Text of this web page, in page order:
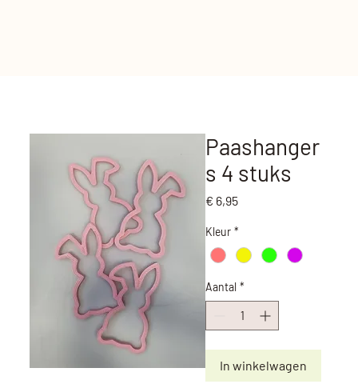
Paashanger
s 4 stuks
€ 6,95Prijs
Kleur *
Aantal *
In winkelwagen